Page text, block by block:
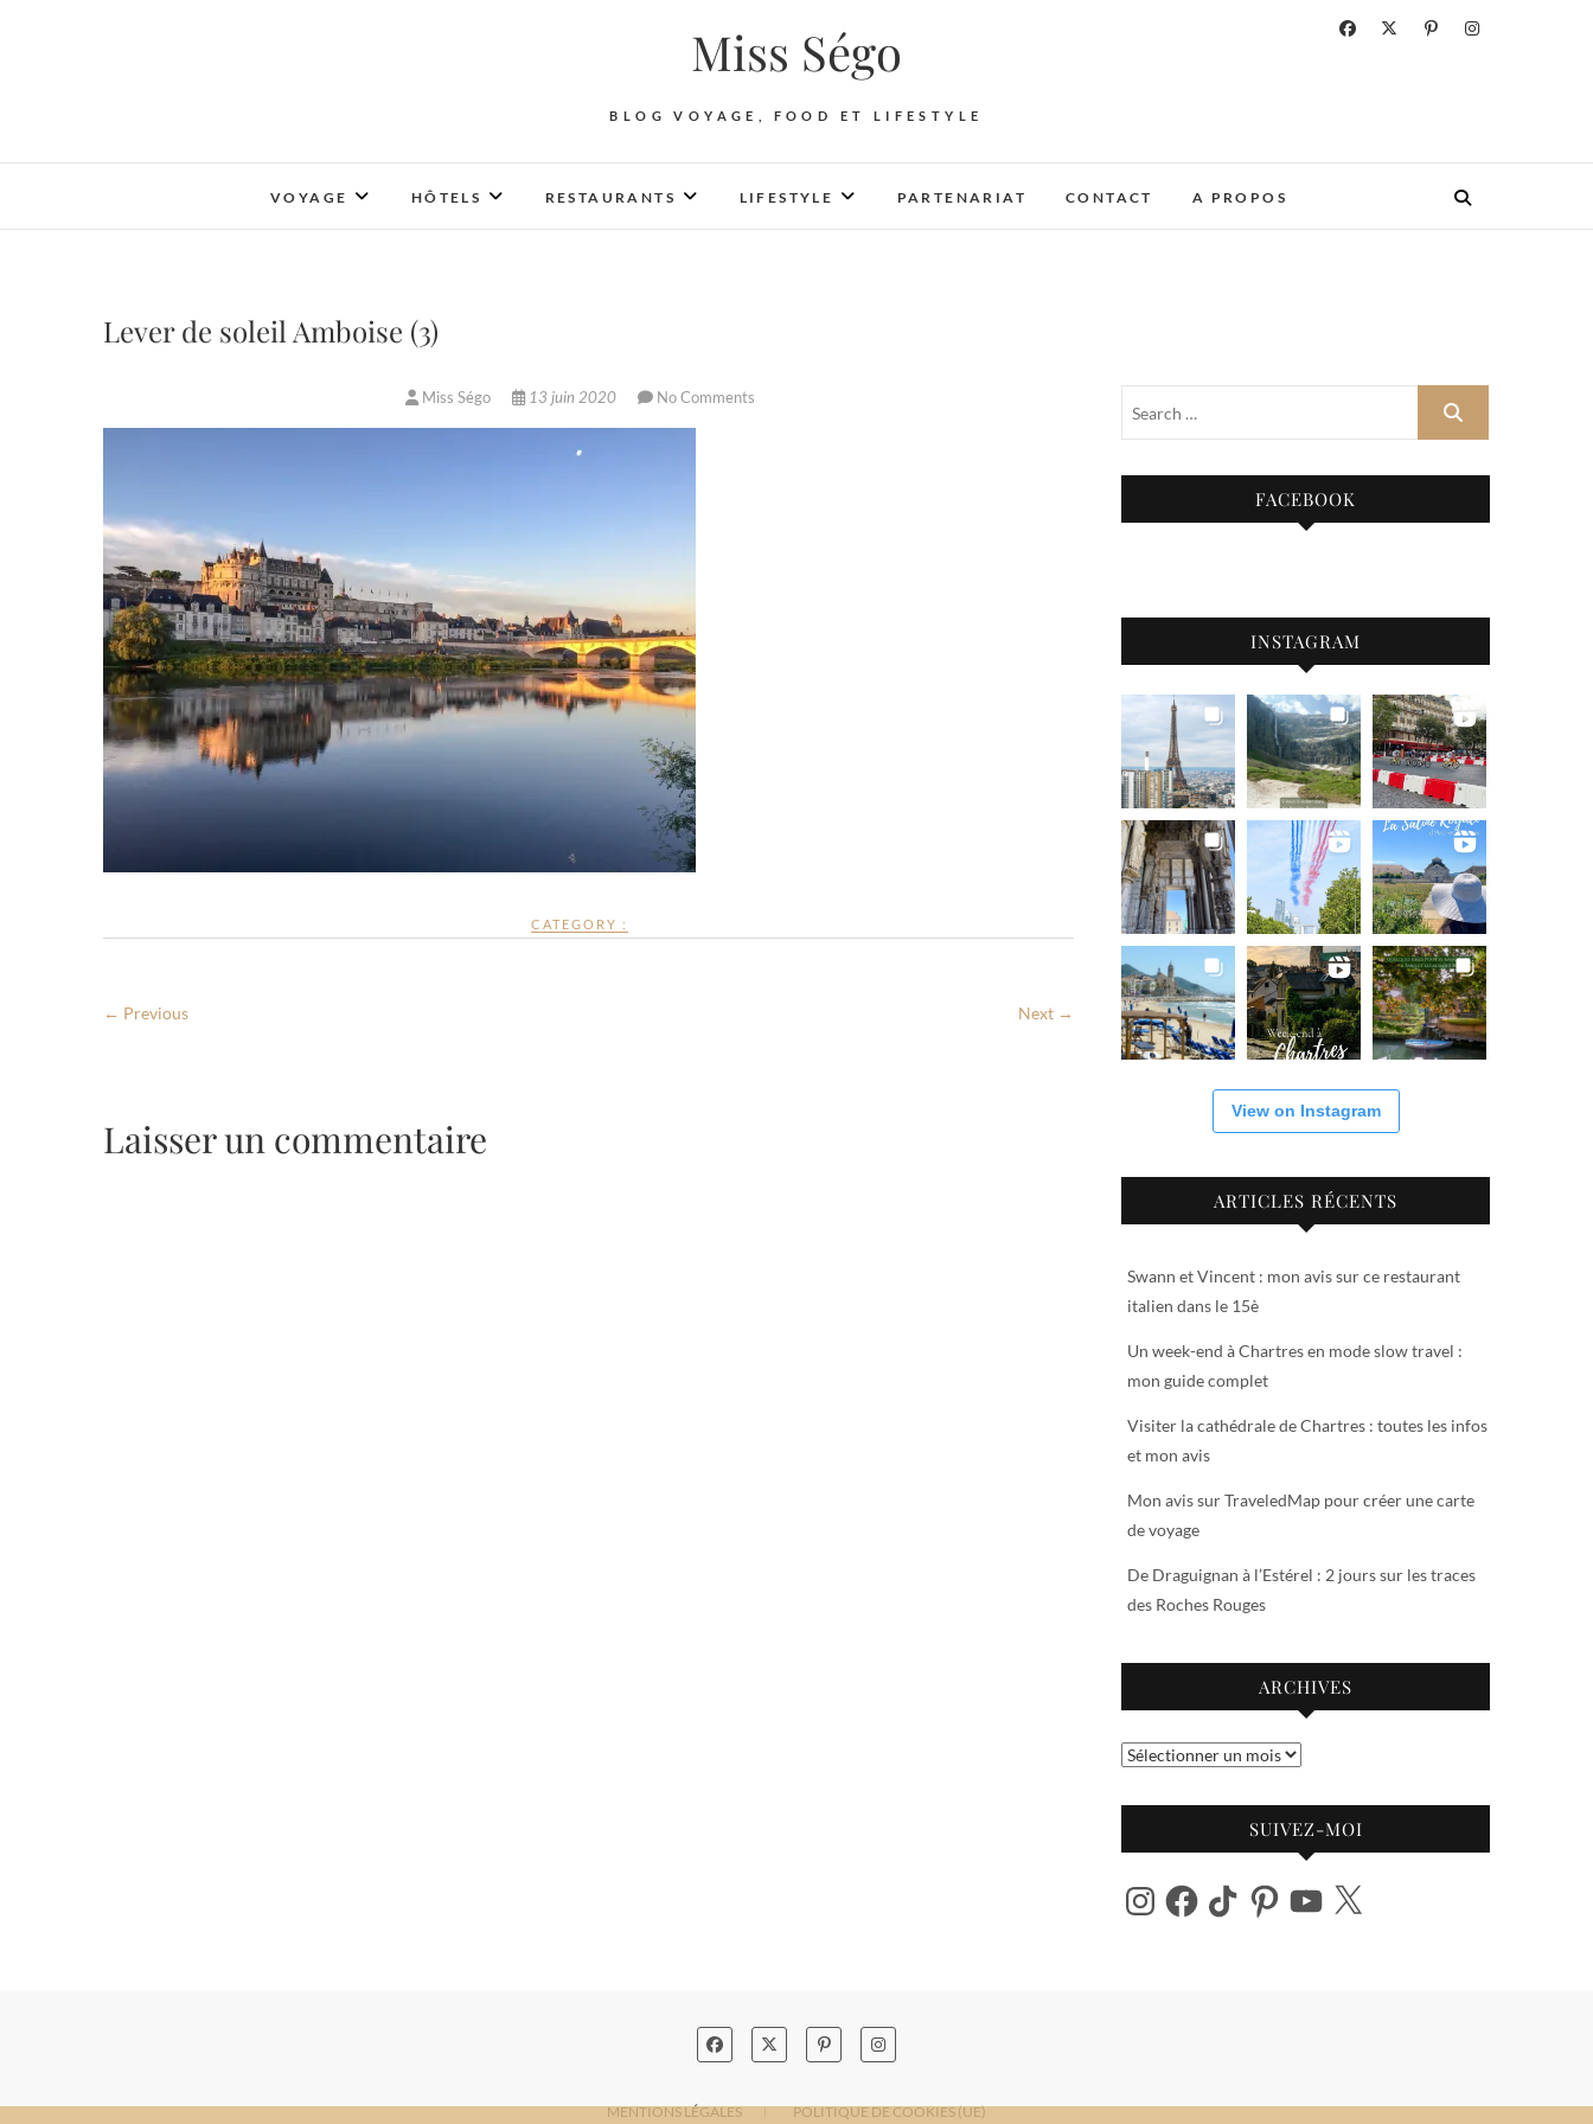
Miss Ségo
BLOG VOYAGE, FOOD ET LIFESTYLE
VOYAGE HÔTELS RESTAURANTS LIFESTYLE PARTENARIAT CONTACT A PROPOS
Lever de soleil Amboise (3)
Miss Ségo 13 juin 2020 No Comments
CATEGORY :
← Previous Next →
Laisser un commentaire
FACEBOOK
INSTAGRAM
View on Instagram
ARTICLES RÉCENTS
Swann et Vincent : mon avis sur ce restaurant
italien dans le 15è
Un week-end à Chartres en mode slow travel :
mon guide complet
Visiter la cathédrale de Chartres : toutes les infos
et mon avis
Mon avis sur TraveledMap pour créer une carte
de voyage
De Draguignan à l’Estérel : 2 jours sur les traces
des Roches Rouges
ARCHIVES
Archives
SUIVEZ-MOI
InstagramFacebook
TikTok PinterestYouTube
X
MENTIONS LÉGALES POLITIQUE DE COOKIES (UE)